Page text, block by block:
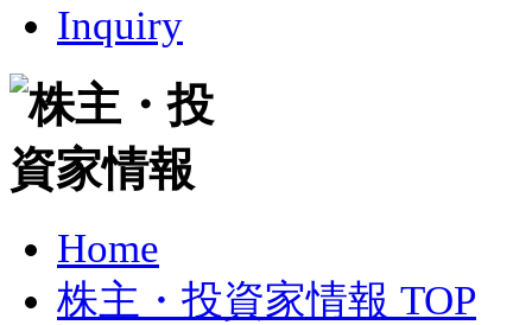
Home
株主・投資家情報 TOP